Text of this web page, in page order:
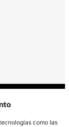
como las